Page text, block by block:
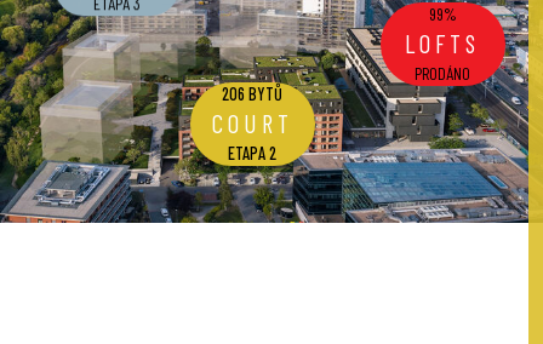
99%
LOFTS
PRODÁNO
206 BYTŮ
COURT
ETAPA 2